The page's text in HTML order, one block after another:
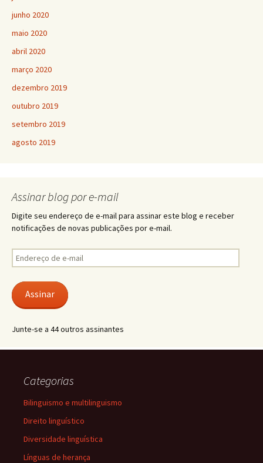
junho 2020
maio 2020
abril 2020
março 2020
dezembro 2019
outubro 2019
setembro 2019
agosto 2019
Assinar blog por e-mail
Digite seu endereço de e-mail para assinar este blog e receber
notificações de novas publicações por e-mail.
Endereço
de
mail Assinar
Junte-se a 44 outros assinantes
Categorias
Bilinguismo e multilinguismo
Direito linguístico
Diversidade linguística
Línguas de herança